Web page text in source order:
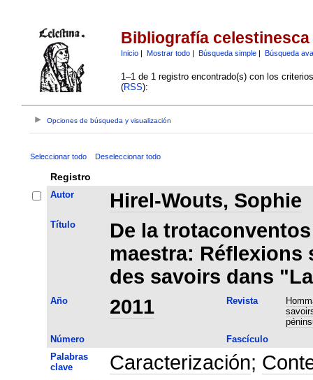
Bibliografía celestinesca
Inicio| Mostrar todo| Búsqueda simple| Búsqueda
1–1 de 1 registro encontrado(s) con los
(RSS):
Opciones de búsqueda y visualización
Seleccionar todo Deseleccionar todo
Registro
Autor Hirel-Wouts, Sophie
Título
De la
maestra:
des savoirs dans
Año 2011 Revista
Número
Fascículo
Palabras
clave
Caracterización;